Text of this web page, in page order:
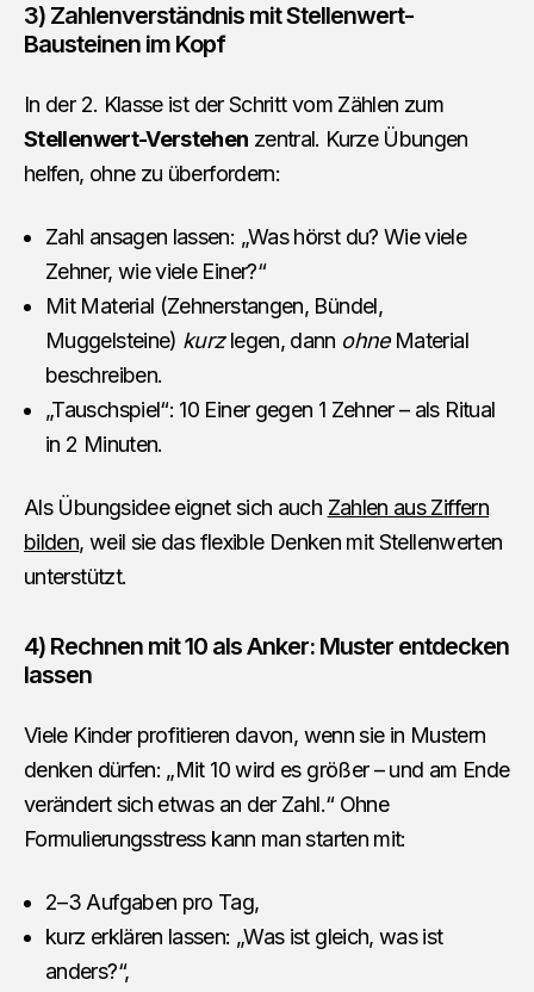
3) Zahlenverständnis mit Stellenwert-
Bausteinen im Kopf
In der 2. Klasse ist der Schritt vom Zählen zum
Stellenwert-Verstehen zentral. Kurze Übungen
helfen, ohne zu überfordern:
Zahl ansagen lassen: „Was hörst du? Wie viele
Zehner, wie viele Einer?“
Mit Material (Zehnerstangen, Bündel,
Muggelsteine) kurzlegen, dann ohneMaterial
beschreiben.
„Tauschspiel“: 10 Einer gegen 1 Zehner – als Ritual
in 2 Minuten.
Als Übungsidee eignet sich auch Zahlen aus Ziffern
bilden, weil sie das flexible Denken mit Stellenwerten
unterstützt.
4) Rechnen mit 10 als Anker: Muster entdecken
lassen
Viele Kinder profitieren davon, wenn sie in Mustern
denken dürfen: „Mit 10 wird es größer – und am Ende
verändert sich etwas an der Zahl.“ Ohne
Formulierungsstress kann man starten mit:
2–3 Aufgaben pro Tag,
kurz erklären lassen: „Was ist gleich, was ist
anders?“,